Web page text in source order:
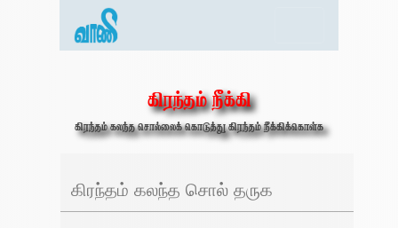
கிரந்தம் நீக்கி
கிரந்தம் கலந்த சொல்லைக் கொடுத்து கிரந்தம் நீக்கிக்கொள்க